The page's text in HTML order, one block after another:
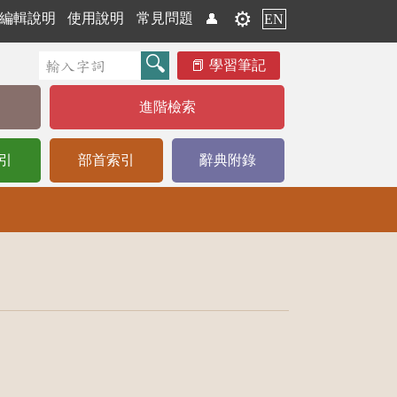
編輯說明 使用說明 常見問題 👤 ⚙️ EN
學習筆記
進階檢索
部首索引 辭典附錄